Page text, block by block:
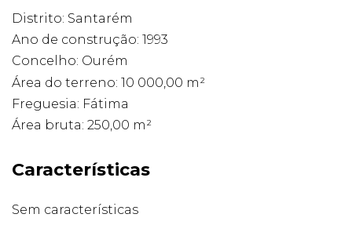
Distrito: Santarém
Ano de construção: 1993
Concelho: Ourém
Área do terreno: 10 000,00 m²
Freguesia: Fátima
Área bruta: 250,00 m²
Características
Sem características